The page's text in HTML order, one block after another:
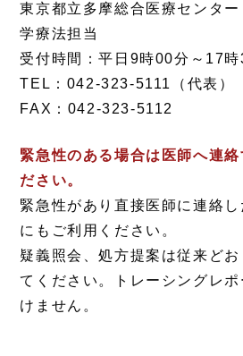
東京都立多摩総合医療セン
学療法担当
受付時間：平日9時00分～17時
TEL：042-323-5111（代表）
FAX：042-323-5112
緊急性のある場合は医師へ連絡
ださい。
緊急性があり直接医師に連絡
にもご利用ください。
疑義照会、処方提案は従来ど
てください。トレーシングレ
けません。